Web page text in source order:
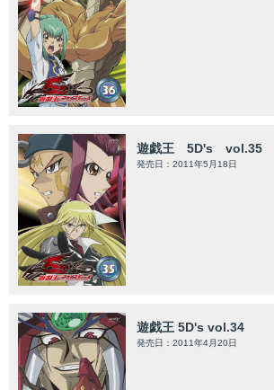
遊戯王 5D's vol.35
発売日：2011年5月18日
遊戯王 5D's vol.34
発売日：2011年4月20日